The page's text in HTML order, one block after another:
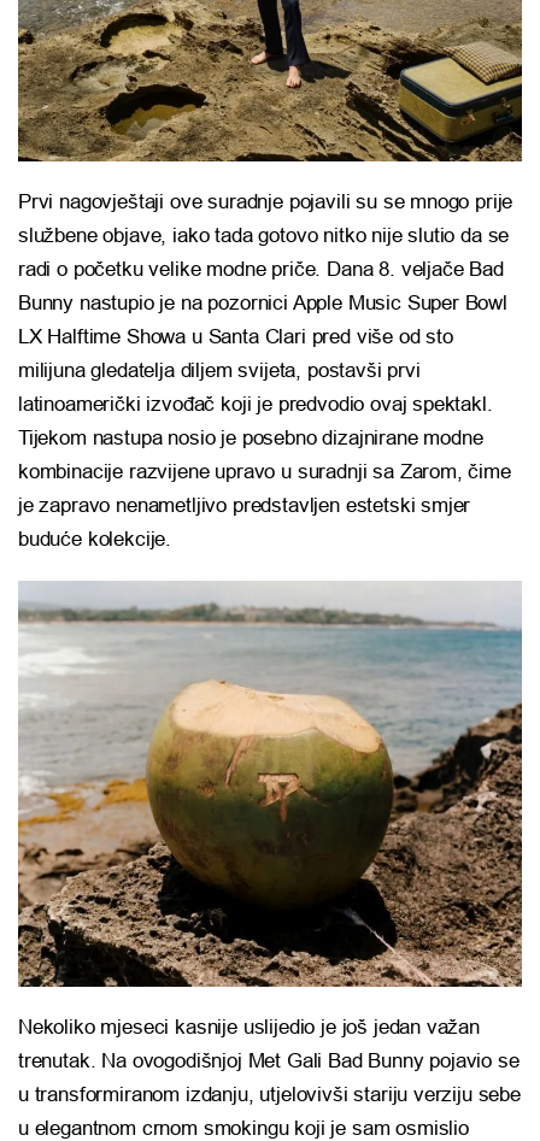
Prvi nagovještaji ove suradnje pojavili su se mnogo prije
službene objave, iako tada gotovo nitko nije slutio da se
radi o početku velike modne priče. Dana 8. veljače Bad
Bunny nastupio je na pozornici Apple Music Super Bowl
LX Halftime Showa u Santa Clari pred više od sto
milijuna gledatelja diljem svijeta, postavši prvi
latinoamerički izvođač koji je predvodio ovaj spektakl.
Tijekom nastupa nosio je posebno dizajnirane modne
kombinacije razvijene upravo u suradnji sa Zarom, čime
je zapravo nenametljivo predstavljen estetski smjer
buduće kolekcije.
Nekoliko mjeseci kasnije uslijedio je još jedan važan
trenutak. Na ovogodišnjoj Met Gali Bad Bunny pojavio se
u transformiranom izdanju, utjelovivši stariju verziju sebe
u elegantnom crnom smokingu koji je sam osmislio